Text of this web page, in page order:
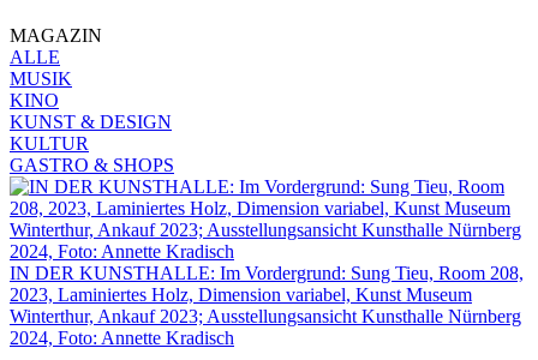
MAGAZIN
ALLE
MUSIK
KINO
KUNST & DESIGN
KULTUR
GASTRO & SHOPS
IN DER KUNSTHALLE: Im Vordergrund: Sung Tieu, Room 208,
2023, Laminiertes Holz, Dimension variabel, Kunst Museum
Winterthur, Ankauf 2023; Ausstellungsansicht Kunsthalle Nürnberg
2024, Foto: Annette Kradisch